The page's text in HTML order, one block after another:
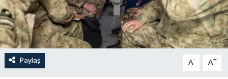
Paylaş A- A+